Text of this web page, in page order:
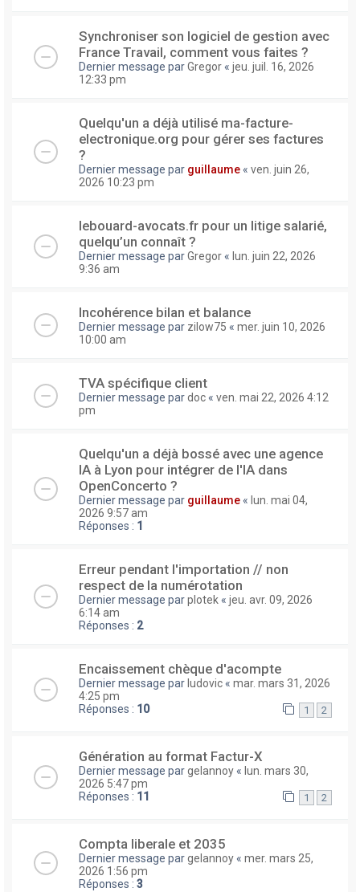
Synchroniser son logiciel de gestion avec
France Travail, comment vous faites ?
Dernier message parGregor « jeu. juil. 16, 2026
12:33 pm
Quelqu'un a déjà utilisé ma-facture-
electronique.org pour gérer ses factures
?
Dernier message par guillaume « ven. juin 26,
2026 10:23 pm
lebouard-avocats.fr pour un litige salarié,
quelqu’un connaît ?
Dernier message parGregor « lun. juin 22, 2026
9:36 am
Incohérence bilan et balance
Dernier message par zilow75 « mer. juin 10, 2026
10:00 am
TVA spécifique client
Dernier message pardoc « ven. mai 22, 2026 4:12
pm
Quelqu'un a déjà bossé avec une agence
IA à Lyon pour intégrer de l'IA dans
OpenConcerto ?
Dernier message par guillaume « lun. mai 04,
2026 9:57 am
Réponses : 1
Erreur pendant l'importation // non
respect de la numérotation
Dernier message parplotek « jeu. avr. 09, 2026
6:14 am
Réponses : 2
Encaissement chèque d'acompte
Dernier message par ludovic « mar. mars 31, 2026
4:25 pm
Réponses : 10 1 2
Génération au format Factur-X
Dernier message pargelannoy « lun. mars 30,
2026 5:47 pm
Réponses : 11 1 2
Compta liberale et 2035
Dernier message pargelannoy « mer. mars 25,
2026 1:56 pm
Réponses : 3